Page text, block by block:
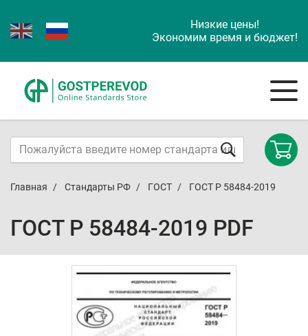
Низкие цены!
Экономим время и бюджет!
Главная Стандарты РФ ГОСТ ГОСТ Р 58484-2019
ГОСТ Р 58484-2019 PDF